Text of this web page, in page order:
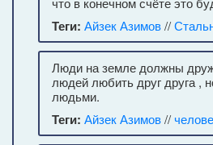
Теги: Айзек Азимов//
Люди на земле должны
людей любить друг друга ,
людьми.
Теги: Айзек Азимов//